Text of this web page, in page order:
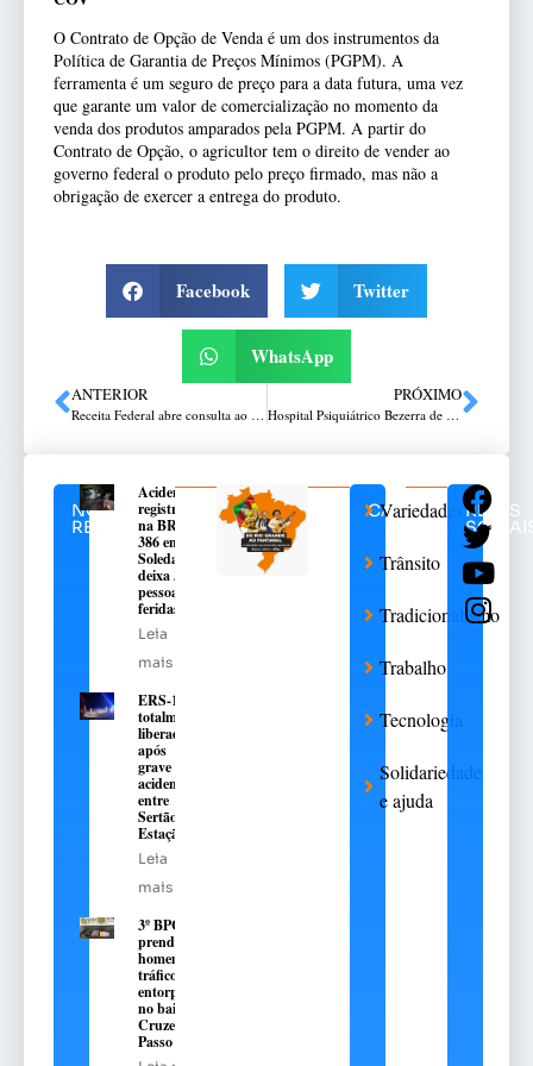
O Contrato de Opção de Venda é um dos instrumentos da
Política de Garantia de Preços Mínimos (PGPM). A
ferramenta é um seguro de preço para a data futura, uma vez
que garante um valor de comercialização no momento da
venda dos produtos amparados pela PGPM. A partir do
Contrato de Opção, o agricultor tem o direito de vender ao
governo federal o produto pelo preço firmado, mas não a
obrigação de exercer a entrega do produto.
Facebook Twitter
WhatsApp
ANTERIOR
Receita Federal abre consulta ao lote residual de restituição do IRPF do mês de março
PRÓXIMO
Hospital Psiquiátrico Bezerra de Menezes completa 35 anos
NOTÍCIAS
RELACIONADAS
Acidente
registrado
na BR-
386 em
Soledade
deixa 3
pessoas
feridas
Leia
mais
ERS-135 é
totalmente
liberada
após
grave
acidente
entre
Sertão e
Estação
Leia
mais
3º BPChq
prende
homem por
tráfico de
entorpecentes
no bairro
Cruzeiro, em
Passo Fundo
CATEGORIAS
Variedades
Trânsito
Tradicionalismo
Trabalho
Tecnologia
Solidariedade
e ajuda
REDES